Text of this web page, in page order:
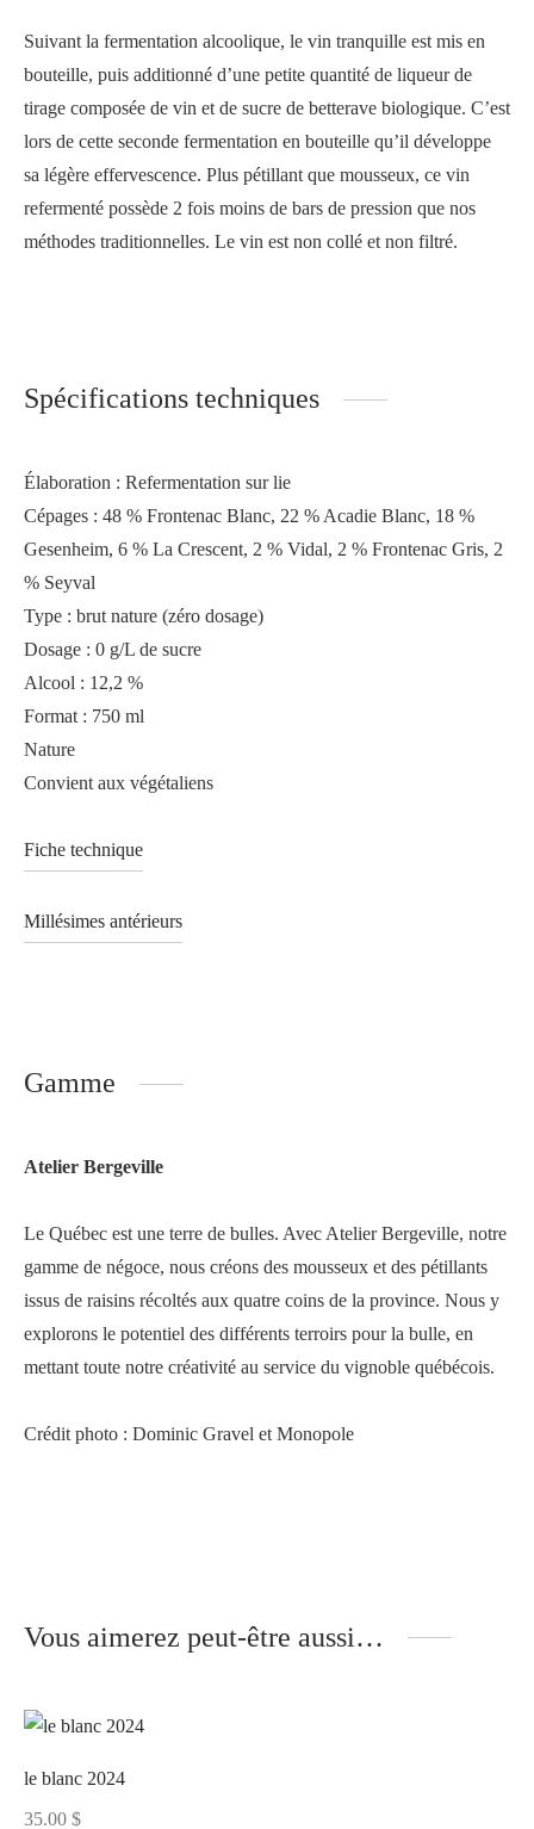
Suivant la fermentation alcoolique, le vin tranquille est mis en
bouteille, puis additionné d’une petite quantité de liqueur de
tirage composée de vin et de sucre de betterave biologique. C’est
lors de cette seconde fermentation en bouteille qu’il développe
sa légère effervescence. Plus pétillant que mousseux, ce vin
refermenté possède 2 fois moins de bars de pression que nos
méthodes traditionnelles. Le vin est non collé et non filtré.
Spécifications techniques
Élaboration : Refermentation sur lie
Cépages : 48 % Frontenac Blanc, 22 % Acadie Blanc, 18 %
Gesenheim, 6 % La Crescent, 2 % Vidal, 2 % Frontenac Gris, 2
% Seyval
Type : brut nature (zéro dosage)
Dosage : 0 g/L de sucre
Alcool : 12,2 %
Format : 750 ml
Nature
Convient aux végétaliens
Fiche technique
Millésimes antérieurs
Gamme
Atelier Bergeville
Le Québec est une terre de bulles. Avec Atelier Bergeville, notre
gamme de négoce, nous créons des mousseux et des pétillants
issus de raisins récoltés aux quatre coins de la province. Nous y
explorons le potentiel des différents terroirs pour la bulle, en
mettant toute notre créativité au service du vignoble québécois.
Crédit photo : Dominic Gravel et Monopole
Vous aimerez peut-être aussi…
le blanc 2024
35.00 $